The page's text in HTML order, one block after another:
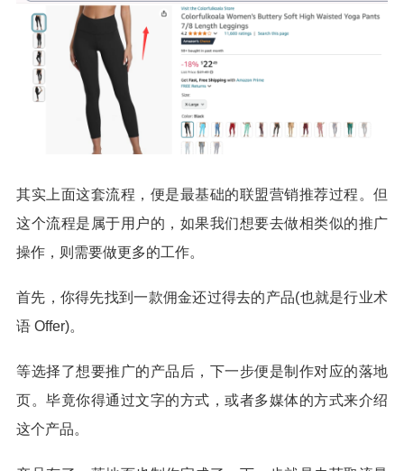
其实上面这套流程，便是最基础的联盟营销推荐过程。但
这个流程是属于用户的，如果我们想要去做相类似的推广
操作，则需要做更多的工作。
首先，你得先找到一款佣金还过得去的产品(也就是行业术
语 Offer)。
等选择了想要推广的产品后，下一步便是制作对应的落地
页。毕竟你得通过文字的方式，或者多媒体的方式来介绍
这个产品。